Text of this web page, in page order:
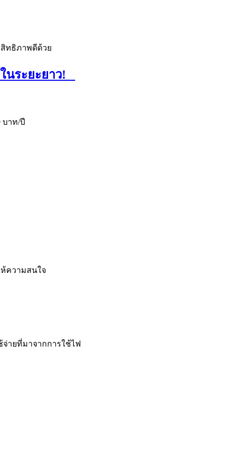
สิทธิภาพดีด้วย
นระยะยาว!
บาท/ปี
ความสนใจ
ายที่มาจากการใช้ไฟ